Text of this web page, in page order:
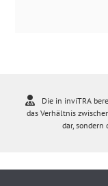
Die in inviTRA
das Verhältnis
dar,